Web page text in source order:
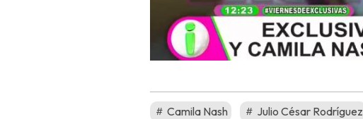
Camila Nash Julio César Rodríguez